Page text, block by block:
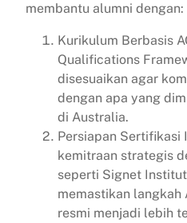
membantu alumni dengan:
Kurikulum Berbasis
Qualifications
disesuaikan agar
dengan apa yang
di Australia.
Persiapan Sertifikasi
kemitraan strategis
seperti Signet
memastikan langkah
resmi menjadi lebih